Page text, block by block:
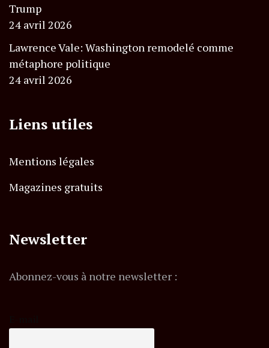
Trump
24 avril 2026
Lawrence Vale: Washington remodelé comme
métaphore politique
24 avril 2026
Liens utiles
Mentions légales
Magazines gratuits
Newsletter
Abonnez-vous à notre newsletter :